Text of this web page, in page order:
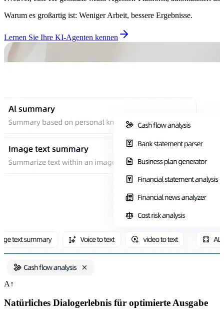
Warum es großartig ist: Weniger Arbeit, bessere Ergebnisse.
Lernen Sie Ihre KI-Agenten kennen
A↑
Natürliches Dialogerlebnis für optimierte Ausgabe